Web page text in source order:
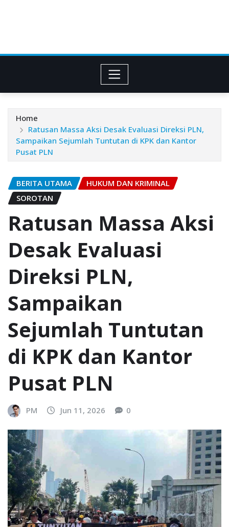
Home
Ratusan Massa Aksi Desak Evaluasi Direksi PLN,
Sampaikan Sejumlah Tuntutan di KPK dan Kantor
Pusat PLN
BERITA UTAMA
HUKUM DAN KRIMINAL
SOROTAN
Ratusan Massa Aksi
Desak Evaluasi
Direksi PLN,
Sampaikan
Sejumlah Tuntutan
di KPK dan Kantor
Pusat PLN
PM Jun 11, 2026 0